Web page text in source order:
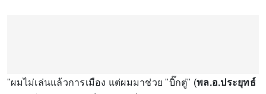
"ผมไม่เล่นแล้วการเมือง แต่ผมมาช่วย "บิ๊กตู่" (พล.อ.ประยุทธ์